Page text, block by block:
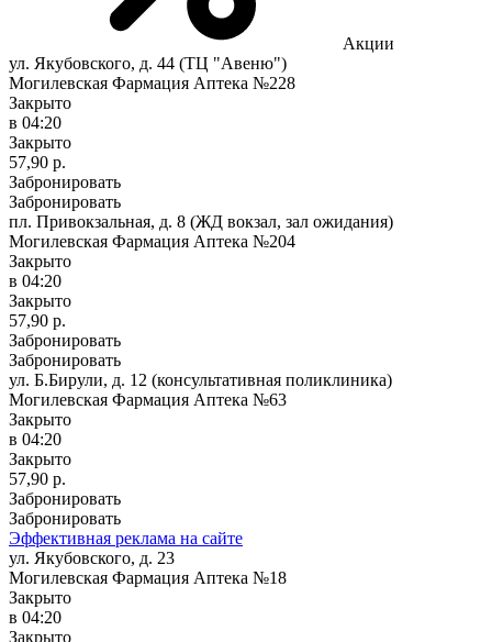
Акции
ул. Якубовского, д. 44 (ТЦ "Авеню")
Могилевская Фармация Аптека №228
Закрыто
в 04:20
Закрыто
57,90 р.
Забронировать
Забронировать
пл. Привокзальная, д. 8 (ЖД вокзал, зал ожидания)
Могилевская Фармация Аптека №204
Закрыто
в 04:20
Закрыто
57,90 р.
Забронировать
Забронировать
ул. Б.Бирули, д. 12 (консультативная поликлиника)
Могилевская Фармация Аптека №63
Закрыто
в 04:20
Закрыто
57,90 р.
Забронировать
Забронировать
Эффективная реклама на сайте
ул. Якубовского, д. 23
Могилевская Фармация Аптека №18
Закрыто
в 04:20
Закрыто